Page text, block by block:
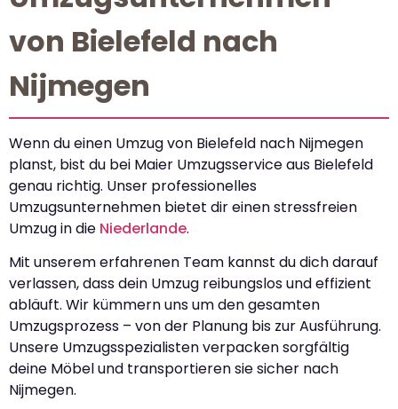
von Bielefeld nach
Nijmegen
Wenn du einen Umzug von Bielefeld nach Nijmegen
planst, bist du bei Maier Umzugsservice aus Bielefeld
genau richtig. Unser professionelles
Umzugsunternehmen bietet dir einen stressfreien
Umzug in die Niederlande.
Mit unserem erfahrenen Team kannst du dich darauf
verlassen, dass dein Umzug reibungslos und effizient
abläuft. Wir kümmern uns um den gesamten
Umzugsprozess – von der Planung bis zur Ausführung.
Unsere Umzugsspezialisten verpacken sorgfältig
deine Möbel und transportieren sie sicher nach
Nijmegen.